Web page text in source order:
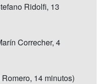
Ridolfi, 13
Correcher, 4
14 minutos)